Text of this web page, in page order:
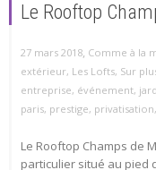
Le Rooftop
27 mars 2018, Comme à la
extérieur, Les Lofts, Sur
entreprise, événement,
paris, prestige, privatisation,
Le Rooftop Champs de
particulier situé au pied